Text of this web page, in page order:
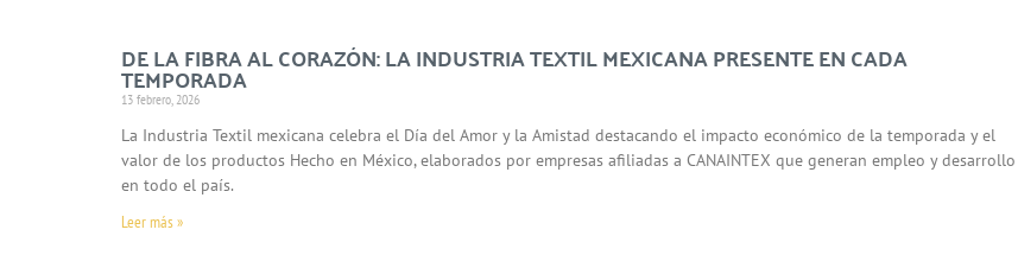
DE LA FIBRA AL CORAZÓN: LA INDUSTRIA TEXTIL MEXICANA PRESENTE EN CADA
TEMPORADA
13 febrero, 2026
La Industria Textil mexicana celebra el Día del Amor y la Amistad destacando el impacto económico de la temporada y el
valor de los productos Hecho en México, elaborados por empresas afiliadas a CANAINTEX que generan empleo y desarrollo
en todo el país.
Leer más »